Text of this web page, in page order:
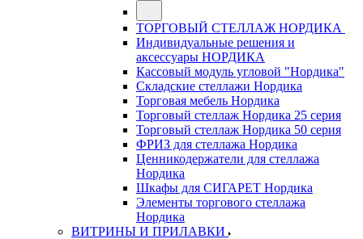
ТОРГОВЫЙ СТЕЛЛАЖ НОРДИКА
Индивидуальные решения и
аксессуары НОРДИКА
Кассовый модуль угловой "Нордика"
Складские стеллажи Нордика
Торговая мебель Нордика
Торговый стеллаж Нордика 25 серия
Торговый стеллаж Нордика 50 серия
ФРИЗ для стеллажа Нордика
Ценникодержатели для стеллажа
Нордика
Шкафы для СИГАРЕТ Нордика
Элементы торгового стеллажа
Нордика
ВИТРИНЫ И ПРИЛАВКИ